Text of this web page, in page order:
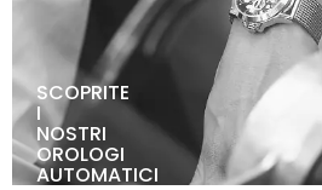
SCOPRITE
I
NOSTRI
OROLOGI
AUTOMATICI